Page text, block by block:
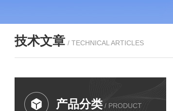
技术文章 / TECHNICAL ARTICLES
产品分类 / PRODUCT